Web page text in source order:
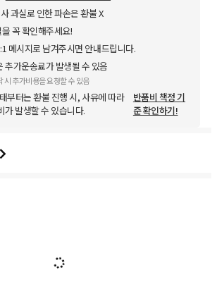
과실로 인한 파손은 환불 X
꼭 확인해주세요!
메시지로 남겨주시면 안내드립니다.
추가운송료가 발생될 수 있음
시 추가비용을 요청할 수 있음
부터는 환불 진행 시, 사유에 따라
가 발생할 수 있습니다.
반품비 책정 기
준 확인하기!